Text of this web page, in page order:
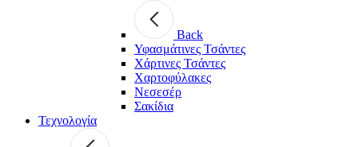
Back
Υφασμάτινες Τσάντες
Χάρτινες Τσάντες
Χαρτοφύλακες
Νεσεσέρ
Σακίδια
Τεχνολογία